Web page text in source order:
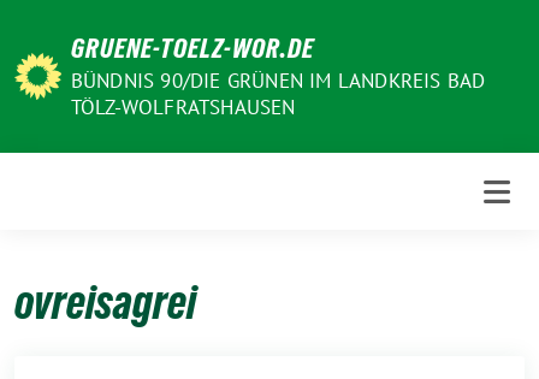
zum
Inhalt
GRUENE-TOELZ-WOR.DE
BÜNDNIS 90/DIE GRÜNEN IM LANDKREIS BAD
TÖLZ-WOLFRATSHAUSEN
ovreisagrei